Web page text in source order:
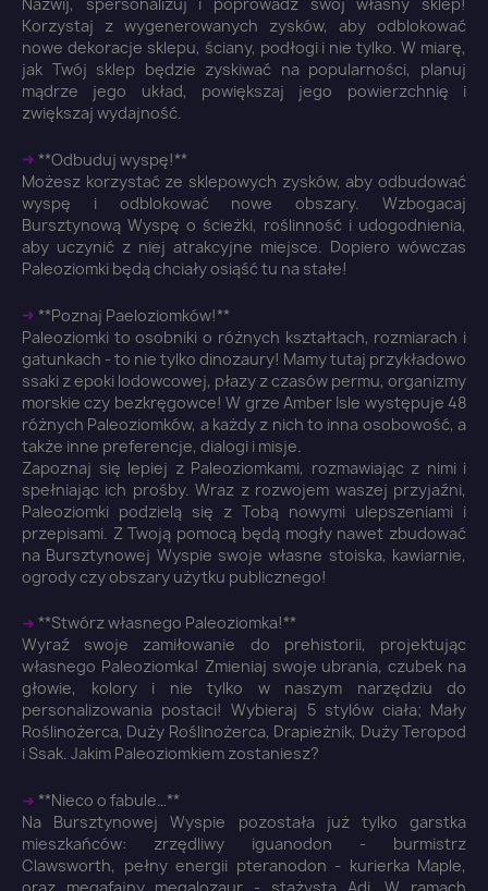
Korzystaj z wygenerowanych zysków, aby odblokować
nowe dekoracje sklepu, ściany, podłogi i nie tylko. W miarę,
jak Twój sklep będzie zyskiwać na popularności, planuj
mądrze jego układ, powiększaj jego powierzchnię i
zwiększaj wydajność.
➜ **Odbuduj wyspę!**
Możesz korzystać ze sklepowych zysków, aby odbudować
wyspę i odblokować nowe obszary. Wzbogacaj
Bursztynową Wyspę o ścieżki, roślinność i udogodnienia,
aby uczynić z niej atrakcyjne miejsce. Dopiero wówczas
Paleoziomki będą chciały osiąść tu na stałe!
➜ **Poznaj Paeloziomków!**
Paleoziomki to osobniki o różnych kształtach, rozmiarach i
gatunkach - to nie tylko dinozaury! Mamy tutaj przykładowo
ssaki z epoki lodowcowej, płazy z czasów permu, organizmy
morskie czy bezkręgowce! W grze Amber Isle występuje 48
różnych Paleoziomków, a każdy z nich to inna osobowość, a
także inne preferencje, dialogi i misje.
Zapoznaj się lepiej z Paleoziomkami, rozmawiając z nimi i
spełniając ich prośby. Wraz z rozwojem waszej przyjaźni,
Paleoziomki podzielą się z Tobą nowymi ulepszeniami i
przepisami. Z Twoją pomocą będą mogły nawet zbudować
na Bursztynowej Wyspie swoje własne stoiska, kawiarnie,
ogrody czy obszary użytku publicznego!
➜ **Stwórz własnego Paleoziomka!**
Wyraź swoje zamiłowanie do prehistorii, projektując
własnego Paleoziomka! Zmieniaj swoje ubrania, czubek na
głowie, kolory i nie tylko w naszym narzędziu do
personalizowania postaci! Wybieraj 5 stylów ciała; Mały
Roślinożerca, Duży Roślinożerca, Drapieżnik, Duży Teropod
i Ssak. Jakim Paleoziomkiem zostaniesz?
➜ **Nieco o fabule…**
Na Bursztynowej Wyspie pozostała już tylko garstka
mieszkańców: zrzędliwy iguanodon - burmistrz
Clawsworth, pełny energii pteranodon - kurierka Maple,
Zaloguj się
You need to be logged in to save products in your
wish list.